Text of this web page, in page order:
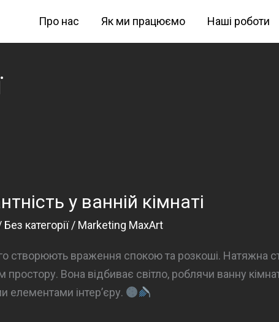
Про нас Як ми працюємо Наші роботи
у ванній кімнаті
Без категорії/ Marketing MaxArt
створюють враження спокою та розкоші. Натяжна
простору. Вона відбиває світло, роблячи ванну
елементами інтер’єру.